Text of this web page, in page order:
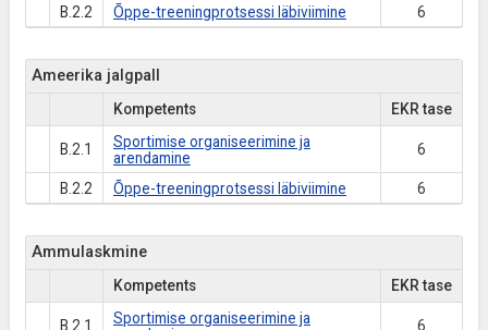
B.2.2 Õppe-treeningprotsessi läbiviimine 6
Ameerika jalgpall
Kompetents EKR tase
B.2.1
Sportimise organiseerimine ja
arendamine
6
B.2.2 Õppe-treeningprotsessi läbiviimine 6
Ammulaskmine
Kompetents EKR tase
B.2.1
Sportimise organiseerimine ja
6